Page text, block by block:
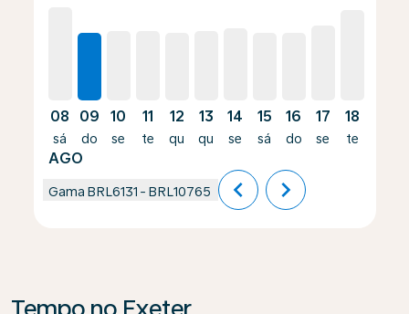
08
sá
AGO
09
do
10
se
11
te
12
qu
13
qu
14
se
15
sá
16
do
17
se
18
te
Gama BRL6131 - BRL10765 chevron_left chevron_right
Tempo no Exeter